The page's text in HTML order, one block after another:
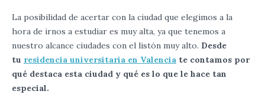
La posibilidad de acertar con la ciudad que elegimos a la
hora de irnos a estudiar es muy alta, ya que tenemos a
nuestro alcance ciudades con el listón muy alto. Desde
tu residencia universitaria en Valencia te contamos por
qué destaca esta ciudad y qué es lo que le hace tan
especial.